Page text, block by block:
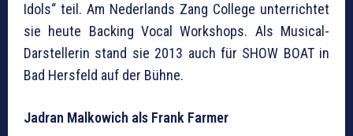
Idols“ teil. Am Nederlands Zang College unterrichtet
sie heute Backing Vocal Workshops. Als Musical-
Darstellerin stand sie 2013 auch für SHOW BOAT in
Bad Hersfeld auf der Bühne.
Jadran Malkowich als Frank Farmer